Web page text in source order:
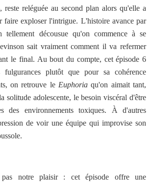
reste reléguée au second plan alors qu'elle a
faire exploser l'intrigue. L'histoire avance par
tellement décousue qu'on commence à se
sait vraiment comment il va refermer
le final. Au bout du compte, cet épisode 6
fulgurances plutôt que pour sa cohérence
on retrouve le Euphoria qu'on aimait tant,
solitude adolescente, le besoin viscéral d'être
des environnements toxiques. À d'autres
de voir une équipe qui improvise son
notre plaisir : cet épisode offre une